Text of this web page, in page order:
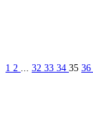
1 2 32 33 34 35 36